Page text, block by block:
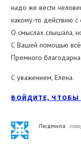
надо же вести
какому-то действию с
О смыслах слышала,
С Вашей помощью всё
Премного благодарна
С уважением, Елена.
ВОЙДИТЕ, ЧТОБЫ
Людмила